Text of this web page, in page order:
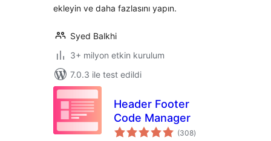
ekleyin ve daha fazlasını yapın.
Syed Balkhi
3+ milyon etkin kurulum
7.0.3 ile test edildi
Header Footer
Code Manager
(308toplam
puan
)